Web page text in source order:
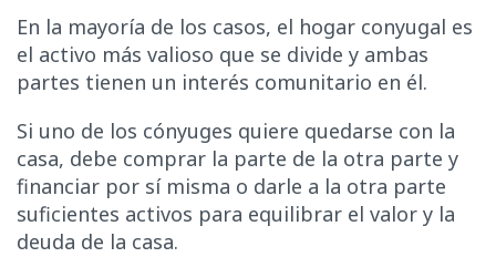
En la mayoría de los casos, el hogar conyugal es
el activo más valioso que se divide y ambas
partes tienen un interés comunitario en él.
Si uno de los cónyuges quiere quedarse con la
casa, debe comprar la parte de la otra parte y
financiar por sí misma o darle a la otra parte
suficientes activos para equilibrar el valor y la
deuda de la casa.